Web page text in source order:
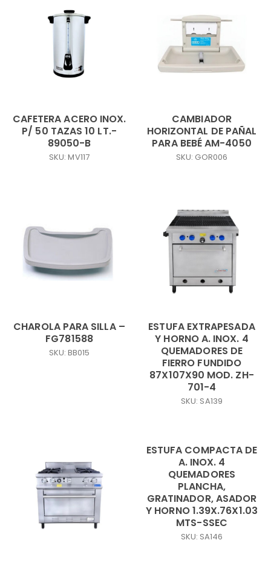
CAFETERA ACERO INOX.
P/ 50 TAZAS 10 LT.-
89050-B
SKU: MV117
CAMBIADOR
HORIZONTAL DE PAÑAL
PARA BEBÉ AM-4050
SKU: GOR006
CHAROLA PARA SILLA –
FG781588
SKU: BB015
ESTUFA EXTRAPESADA
Y HORNO A. INOX. 4
QUEMADORES DE
FIERRO FUNDIDO
87X107X90 MOD. ZH-
701-4
SKU: SA139
ESTUFA COMPACTA DE
A. INOX. 4
QUEMADORES
PLANCHA,
GRATINADOR, ASADOR
Y HORNO 1.39X.76X1.03
MTS-SSEC
SKU: SA146